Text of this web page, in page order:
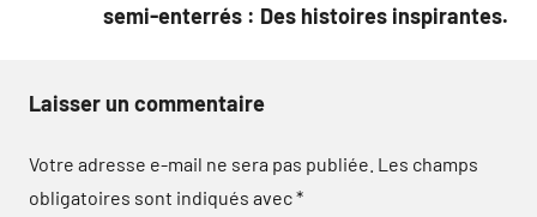
semi-enterrés : Des histoires inspirantes.
Laisser un commentaire
Votre adresse e-mail ne sera pas publiée. Les champs
obligatoires sont indiqués avec*